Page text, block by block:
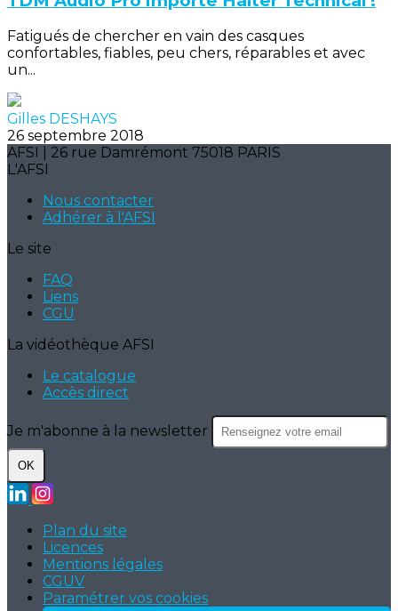
Fatigués de chercher en vain des casques
confortables, fiables, peu chers, réparables et avec
un...
Gilles DESHAYS
26 septembre 2018
AFSI | 26 rue Damrémont 75018 PARIS
L'AFSI
Nous contacter
Adhérer à l'AFSI
Le site
FAQ
Liens
CGU
La vidéothèque AFSI
Le catalogue
Accès direct
Je m'abonne à la newsletter
OK
Plan du site
Licences
Mentions légales
CGUV
Paramétrer vos cookies